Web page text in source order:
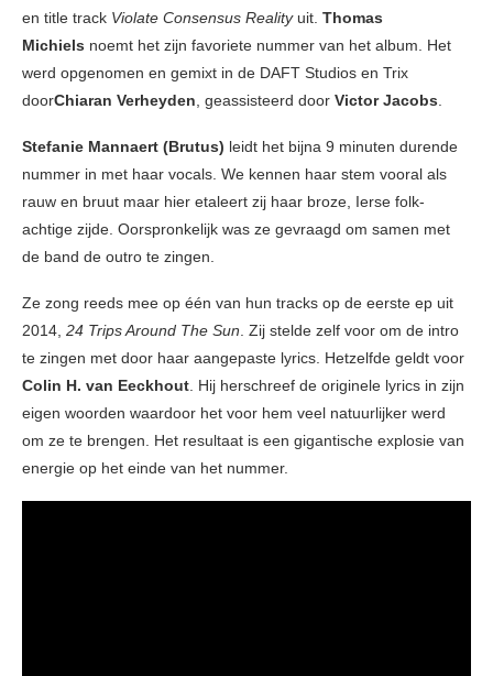
en title track Violate Consensus Realityuit. Thomas
Michiels noemt het zijn favoriete nummer van het album. Het
werd opgenomen en gemixt in de DAFT Studios en Trix
doorChiaran Verheyden , geassisteerd door Victor Jacobs
Stefanie Mannaert (Brutus) leidt het bijna 9 minuten durende
nummer in met haar vocals. We kennen haar stem vooral als
rauw en bruut maar hier etaleert zij haar broze, Ierse folk-
achtige zijde. Oorspronkelijk was ze gevraagd om samen met
de band de outro te zingen.
Ze zong reeds mee op één van hun tracks op de eerste ep uit
2014, 24 Trips Around The Sun . Zij stelde zelf voor om de intro
te zingen met door haar aangepaste lyrics. Hetzelfde geldt voor
Colin H. van Eeckhout . Hij herschreef de originele lyrics in zijn
eigen woorden waardoor het voor hem veel natuurlijker werd
om ze te brengen. Het resultaat is een gigantische explosie van
energie op het einde van het nummer.